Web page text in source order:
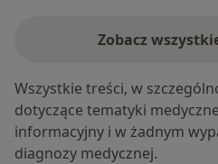
Zobacz
Wszystkie treści, w
dotyczące tematyki
informacyjny i w żadnym
diagnozy medycznej.